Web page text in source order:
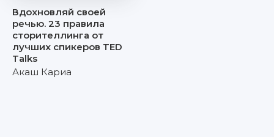
Вдохновляй своей
речью. 23 правила
сторителлинга от
лучших спикеров TED
Talks
Акаш Кариа